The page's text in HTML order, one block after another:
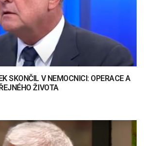
SKONČIL V NEMOCNICI: OPERACE A
ŽIVOTA